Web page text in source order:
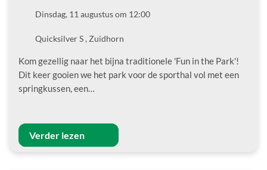
DatumDinsdag, 11 augustus om 12:00
LocatieQuicksilver S , Zuidhorn
Kom gezellig naar het bijna traditionele 'Fun in the Park'!
Dit keer gooien we het park voor de sporthal vol met een
springkussen, een…
Verder lezen